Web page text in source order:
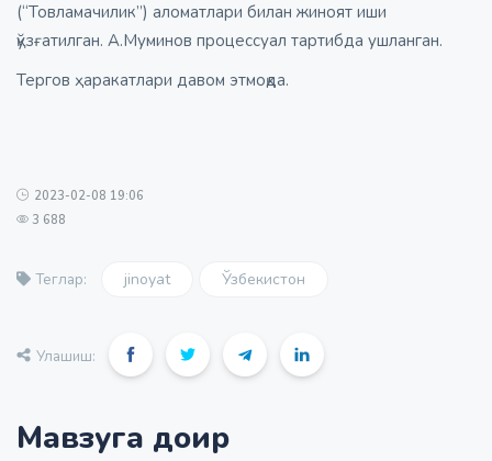
(“Товламачилик”) аломатлари билан жиноят иши
қўзғатилган. А.Муминов процессуал тартибда ушланган.
Тергов ҳаракатлари давом этмоқда.
2023-02-08 19:06
3 688
Теглар: jinoyat Ўзбекистон
Улашиш:
Мавзуга доир